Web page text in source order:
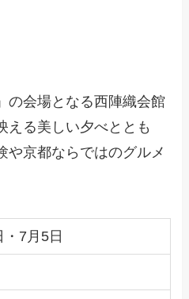
の会場となる西陣織会館
える美しい夕べととも
や京都ならではのグルメ
7月5日